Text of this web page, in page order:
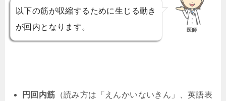
以下の筋が収縮するために生じる動き
が回内となります。
医師
円回内筋 （読み方は「えんかいないきん」、英語表